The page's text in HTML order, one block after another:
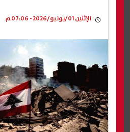
الإثنين 01/يونيو/2026 - 07:06 م